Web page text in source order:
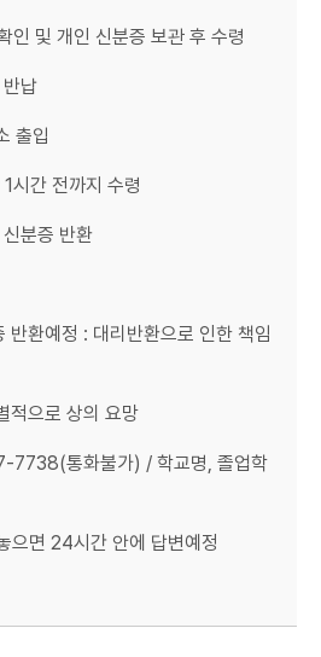
인 및 개인 신분증 보관 후 수령
납
출입
시간 전까지 수령
분증 반환
반환예정 : 대리반환으로 인한 책임
적으로 상의 요망
통화불가) / 학교명, 졸업학
으면 24시간 안에 답변예정